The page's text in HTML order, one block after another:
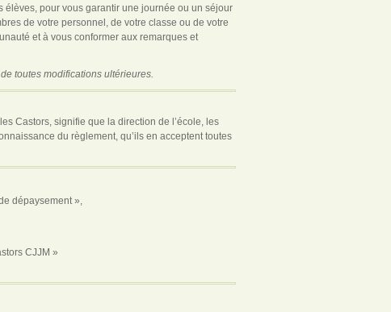
élèves, pour vous garantir une journée ou un séjour
de votre personnel, de votre classe ou de votre
et à vous conformer aux remarques et
toutes modifications ultérieures.
Castors, signifie que la direction de l’école, les
du règlement, qu’ils en acceptent toutes
dépaysement »,
CJJM »